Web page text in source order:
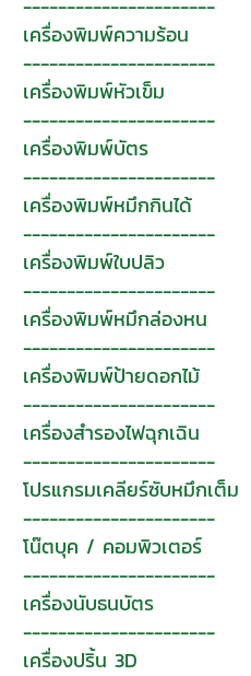
----------------------
เครื่องพิมพ์ความร้อน
----------------------
เครื่องพิมพ์หัวเข็ม
----------------------
เครื่องพิมพ์บัตร
----------------------
เครื่องพิมพ์หมึกกินได้
----------------------
เครื่องพิมพ์ใบปลิว
----------------------
เครื่องพิมพ์หมึกล่องหน
----------------------
เครื่องพิมพ์ป้ายดอกไม้
----------------------
เครื่องสำรองไฟฉุกเฉิน
----------------------
โปรแกรมเคลียร์ซับหมึกเต็ม
----------------------
โน๊ตบุค / คอมพิวเตอร์
----------------------
เครื่องนับธนบัตร
----------------------
เครื่องปริ้น 3D